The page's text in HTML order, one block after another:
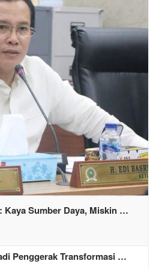
Kaya Sumber Daya, Miskin …
Penggerak Transformasi …